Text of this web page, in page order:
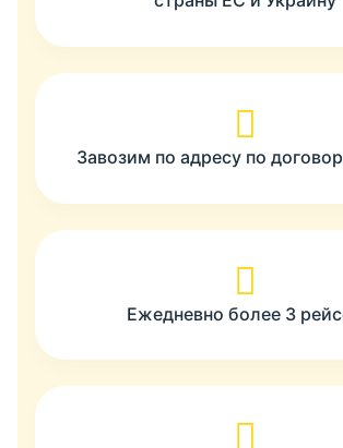
Завозим по адресу по
Ежедневно более 3